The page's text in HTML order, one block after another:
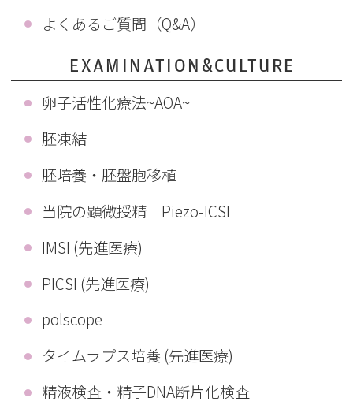
よくあるご質問（Q&A）
EXAMINATION&CULTURE
卵子活性化療法~AOA~
胚凍結
胚培養・胚盤胞移植
当院の顕微授精 Piezo-ICSI
IMSI (先進医療)
PICSI (先進医療)
polscope
タイムラプス培養 (先進医療)
精液検査・精子DNA断片化検査